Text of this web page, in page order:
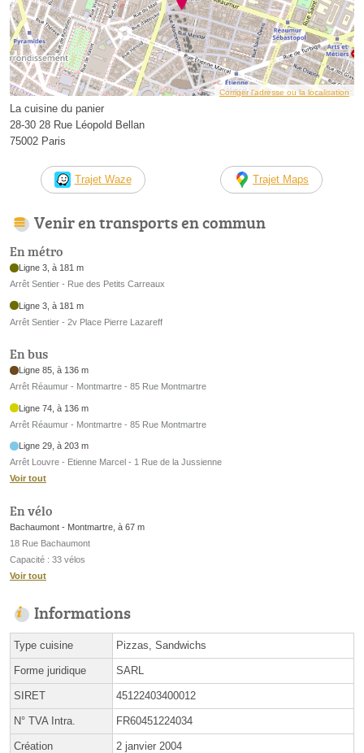
Corriger l’adresse ou la localisation
La cuisine du panier
28-30 28 Rue Léopold Bellan
75002 Paris
Trajet Waze Trajet Maps
Venir en transports en commun
En métro
Ligne 3, à 181 m
Arrêt Sentier - Rue des Petits Carreaux
Ligne 3, à 181 m
Arrêt Sentier - 2v Place Pierre Lazareff
En bus
Ligne 85, à 136 m
Arrêt Réaumur - Montmartre - 85 Rue Montmartre
Ligne 74, à 136 m
Arrêt Réaumur - Montmartre - 85 Rue Montmartre
Ligne 29, à 203 m
Arrêt Louvre - Etienne Marcel - 1 Rue de la Jussienne
Voir tout
En vélo
Bachaumont - Montmartre, à 67 m
18 Rue Bachaumont
Capacité : 33 vélos
Voir tout
Informations
Type cuisine Pizzas, Sandwichs
Forme juridique SARL
SIRET 45122403400012
N° TVA Intra. FR60451224034
Création 2 janvier 2004